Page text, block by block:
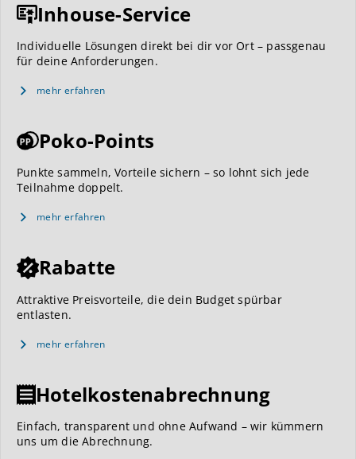
Inhouse-Service
Individuelle Lösungen direkt bei dir vor Ort – passgenau
für deine Anforderungen.
mehr erfahren
Poko-Points
Punkte sammeln, Vorteile sichern – so lohnt sich jede
Teilnahme doppelt.
mehr erfahren
Rabatte
Attraktive Preisvorteile, die dein Budget spürbar
entlasten.
mehr erfahren
Hotelkostenabrechnung
Einfach, transparent und ohne Aufwand – wir kümmern
uns um die Abrechnung.